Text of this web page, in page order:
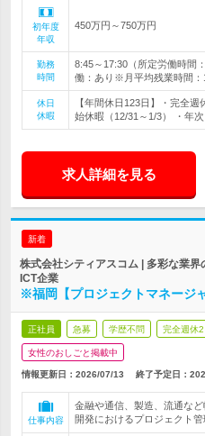
初年度
年収
450万円～750万円
勤務
時間
8:45～17:30（所定労働時間
働：あり※月平均残業時間：
休日
休暇
【年間休日123日】・完全
始休暇（12/31～1/3） ・年次
求人詳細を見る
新着
株式会社シティアスコム | 多彩な業
ICT企業
※福岡【プロジェクトマネージ
正社員 急募 学歴不問 完全週休2
女性のおしごと掲載中
情報更新日：2026/07/13 終了予定日：
仕事内容
金融や通信、製造、流通な
開発におけるプロジェクト管